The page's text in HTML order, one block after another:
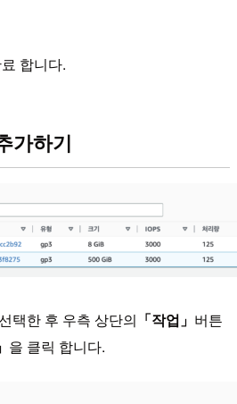
합니다.
가하기
택한 후 우측 상단의 「작업」 버튼
을 클릭 합니다.